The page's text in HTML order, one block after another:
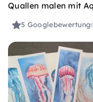
Quallen malen mit
5 Googlebewertung